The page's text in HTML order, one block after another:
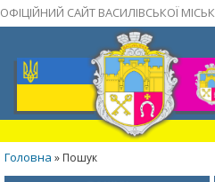
ОФІЦІЙНИЙ САЙТ ВАСИЛІВСЬКОЇ
Головна » Пошук